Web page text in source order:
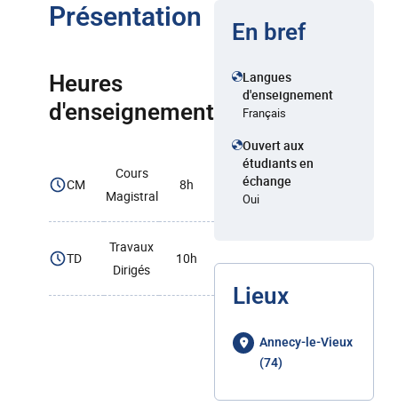
Présentation
Heures
d'enseignement
CM
Cours
Magistral
8h
TD
Travaux
Dirigés
10h
En bref
Langues
d'enseignement
Français
Ouvert aux
étudiants en
échange
Oui
Lieux
Annecy-le-Vieux
(74)